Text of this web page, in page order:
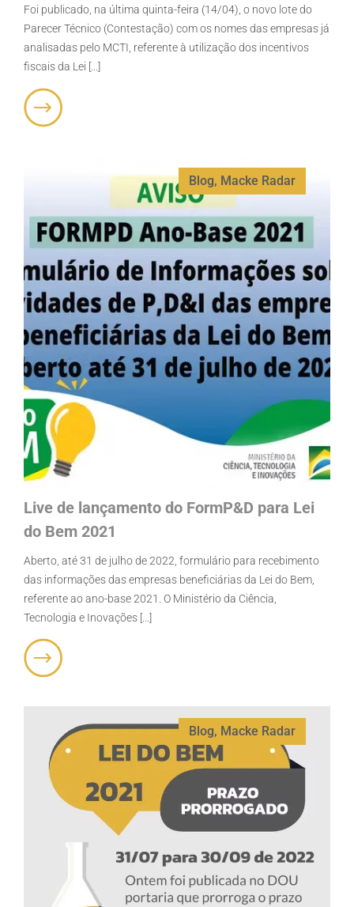
Foi publicado, na última quinta-feira (14/04), o novo lote do
Parecer Técnico (Contestação) com os nomes das empresas já
analisadas pelo MCTI, referente à utilização dos incentivos
fiscais da Lei [...]
Blog, Macke Radar
Live de lançamento do FormP&D para Lei
do Bem 2021
Aberto, até 31 de julho de 2022, formulário para recebimento
das informações das empresas beneficiárias da Lei do Bem,
referente ao ano-base 2021. O Ministério da Ciência,
Tecnologia e Inovações [...]
Blog, Macke Radar